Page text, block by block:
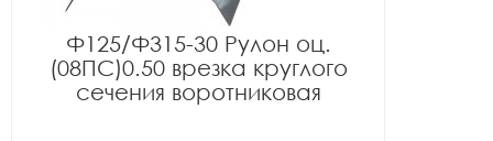
Ф125/Ф315-30 Рулон оц.
(08ПС)0.50 врезка круглого
сечения воротниковая